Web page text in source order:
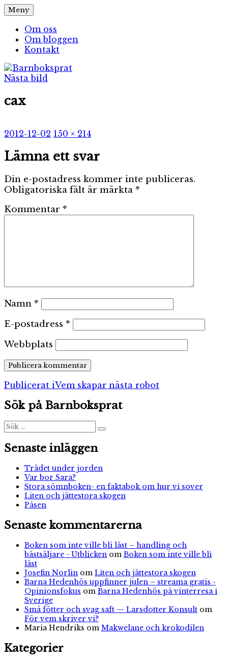
Hoppa
till
innehåll
Barnboksprat
– en blogg om barnböcker
Meny
Om oss
Om bloggen
Kontakt
Nästa bild
cax
Publicerat
2012-12-02 Full
150 × 214
Lämna ett svar
Din e-postadress kommer inte publiceras.
Obligatoriska fält är märkta *
Kommentar *
Namn *
E-postadress *
Webbplats
Inläggsnavigering
Publicerat iVem skapar nästa robot
Sök på Barnboksprat
Sök
efter:
Sök
Senaste inläggen
Trädet under jorden
Var bor Sara?
Stora sömnboken- en faktabok om hur vi sover
Liten och jättestora skogen
Påsen
Senaste kommentarerna
Boken som inte ville bli läst – handling och
bästsäljare - Utblicken om Boken som inte ville bli
läst
Josefin Norlin om Liten och jättestora skogen
Barna Hedenhös uppfinner julen – streama gratis -
Opinionsfokus om Barna Hedenhös på vinterresa i
Sverige
Små fötter och svag saft — Larsdotter Konsult om
För vem skriver vi?
Maria Hendriks om Makwelane och krokodilen
Kategorier